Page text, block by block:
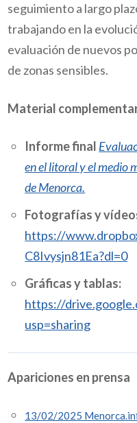
seguimiento a largo
trabajando en la
evaluación de nuevos
de zonas sensibles.
Material
Informe final
en el litoral y el medio
de Menorca.
Fotografías y
https://
C8Ivysjn81Ea?dl=0
Gráficas y tablas:
https://
usp=sharing
Apariciones en prensa
13/02/2025